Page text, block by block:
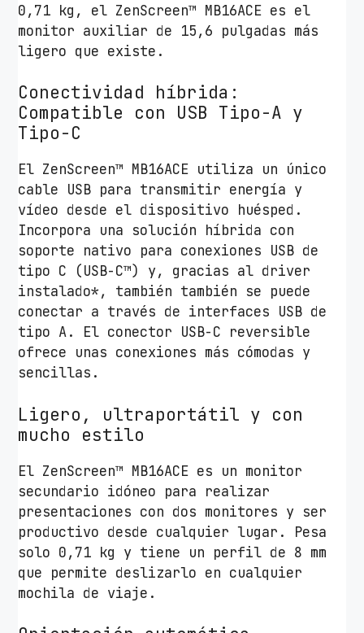
0,71 kg, el ZenScreen™ MB16ACE es el
monitor auxiliar de 15,6 pulgadas más
ligero que existe.
Conectividad híbrida:
Compatible con USB Tipo-A y
Tipo-C
El ZenScreen™ MB16ACE utiliza un único
cable USB para transmitir energía y
vídeo desde el dispositivo huésped.
Incorpora una solución híbrida con
soporte nativo para conexiones USB de
tipo C (USB-C™) y, gracias al driver
instalado*, también también se puede
conectar a través de interfaces USB de
tipo A. El conector USB-C reversible
ofrece unas conexiones más cómodas y
sencillas.
Ligero, ultraportátil y con
mucho estilo
El ZenScreen™ MB16ACE es un monitor
secundario idóneo para realizar
presentaciones con dos monitores y ser
productivo desde cualquier lugar. Pesa
solo 0,71 kg y tiene un perfil de 8 mm
que permite deslizarlo en cualquier
mochila de viaje.